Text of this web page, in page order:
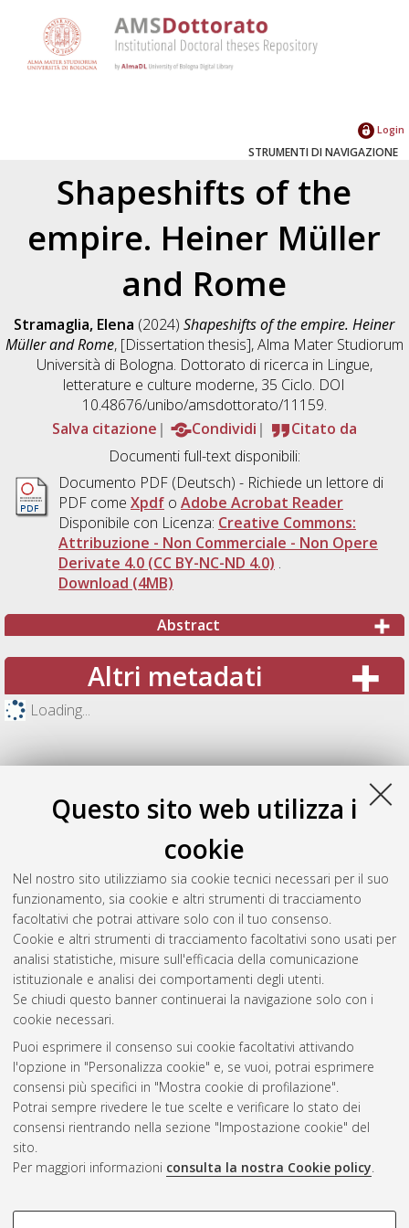
Questo sito web utilizza i
cookie
Nel nostro sito utilizziamo sia cookie tecnici necessari per il suo
funzionamento, sia cookie e altri strumenti di tracciamento
facoltativi che potrai attivare solo con il tuo consenso.
Cookie e altri strumenti di tracciamento facoltativi sono usati per
analisi statistiche, misure sull'efficacia della comunicazione
istituzionale e analisi dei comportamenti degli utenti.
Se chiudi questo banner continuerai la navigazione solo con i
cookie necessari.
Puoi esprimere il consenso sui cookie facoltativi attivando
l'opzione in "Personalizza cookie" e, se vuoi, potrai esprimere
consensi più specifici in "Mostra cookie di profilazione".
Potrai sempre rivedere le tue scelte e verificare lo stato dei
consensi rientrando nella sezione "Impostazione cookie" del
sito.
Per maggiori informazioni consulta la nostra Cookie policy.
COOKIE DI PROFILAZIONE -
Login
STRUMENTI DI NAVIGAZIONE
Shapeshifts of the
empire. Heiner Müller
and Rome
Stramaglia, Elena (2024)Shapeshifts of the empire. Heiner
Müller and Rome, [Dissertation thesis], Alma Mater Studiorum
Università di Bologna. Dottorato di ricerca in Lingue,
letterature e culture moderne, 35 Ciclo. DOI
10.48676/unibo/amsdottorato/11159.
Salva citazione
Condividi
Citato da
Documenti full-text disponibili:
Documento PDF(Deutsch) - Richiede un lettore di
PDF come Xpdfo Adobe Acrobat Reader
Disponibile con Licenza: Creative Commons:
Attribuzione - Non Commerciale - Non Opere
Derivate 4.0 (CC BY-NC-ND 4.0) .
Download (4MB)
Abstract
Altri metadati
Loading...
Gestione del documento:
Atom
Rss 1.0
Rss 2.0
ISSN: 2038-7946
Impostazioni Cookie